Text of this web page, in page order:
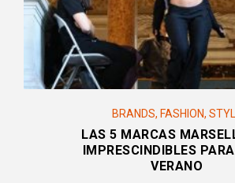
BRANDS, FASHION,
LAS 5 MARCAS
IMPRESCINDIBLES
VERANO